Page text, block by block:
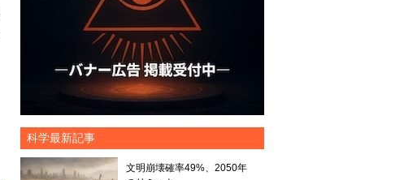
科学最新記事
文明崩壊確率49%、2050年